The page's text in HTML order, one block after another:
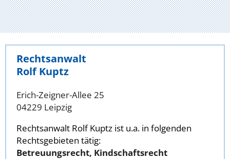
Rechtsanwalt
Rolf Kuptz
Erich-Zeigner-Allee 25
04229 Leipzig
Rechtsanwalt Rolf Kuptz ist u.a. in folgenden
Rechtsgebieten tätig:
Betreuungsrecht, Kindschaftsrecht